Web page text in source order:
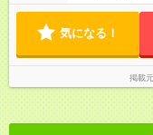
気になる！
掲載